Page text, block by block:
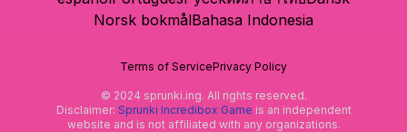
Norsk bokmålBahasa Indonesia
Terms of ServicePrivacy Policy
© 2024 sprunki.ing. All rights reserved.
Disclaimer: Sprunki Incredibox Game is an independent
website and is not affiliated with any organizations.